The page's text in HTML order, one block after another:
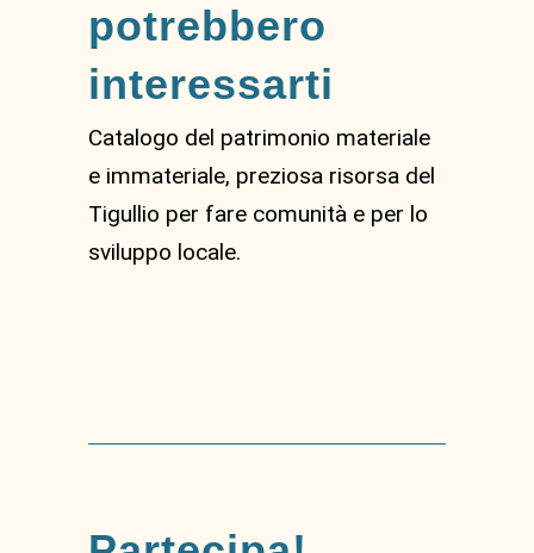
potrebbero
interessarti
Catalogo del patrimonio materiale
e immateriale, preziosa risorsa del
Tigullio per fare comunità e per lo
sviluppo locale.